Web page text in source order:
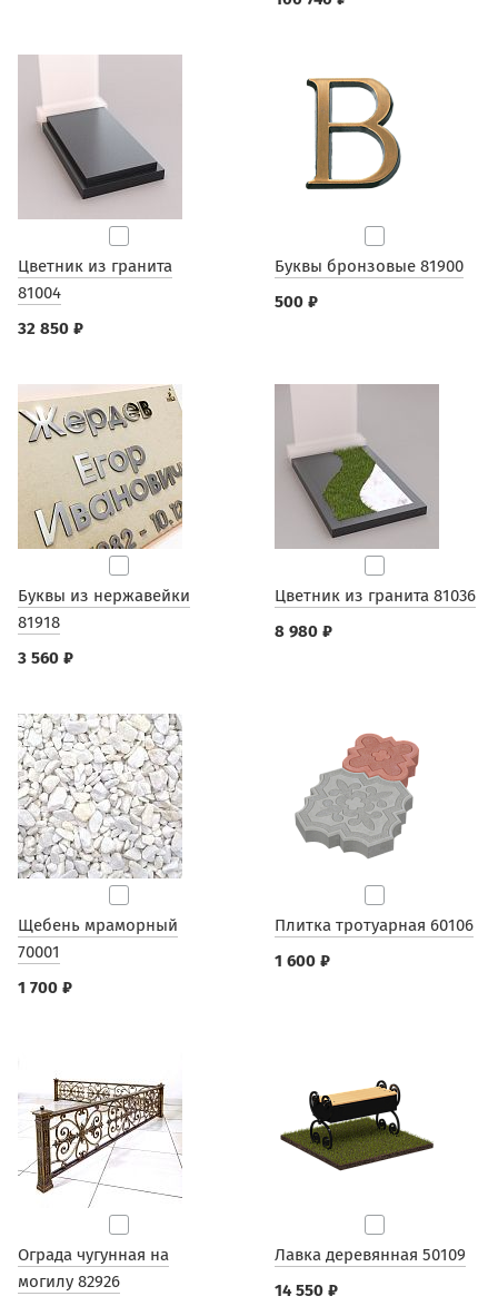
Цветник из гранита
81004
32 850 ₽
Буквы бронзовые 81900
500 ₽
Буквы из нержавейки
81918
3 560 ₽
Цветник из гранита 81036
8 980 ₽
Щебень мраморный
70001
1 700 ₽
Плитка тротуарная 60106
1 600 ₽
Ограда чугунная на
могилу 82926
Лавка деревянная 50109
14 550 ₽